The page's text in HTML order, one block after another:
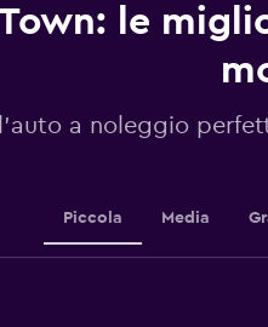
Y
Range:
le
a noleggio
Piccola Media